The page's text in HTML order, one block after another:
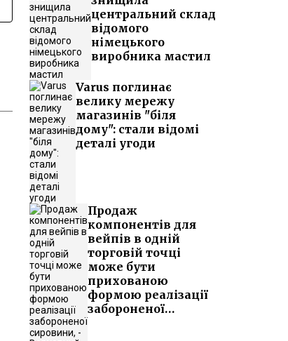
центральний склад
відомого
німецького
виробника мастил
Varus поглинає
велику мережу
магазинів "біля
дому": стали відомі
деталі угоди
Продаж
компонентів для
вейпів в одній
торговій точці
може бути
прихованою
формою реалізації
забороненої